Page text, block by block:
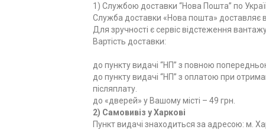
1) Службою доставки “Нова Пошта” по
Служба доставки «Нова пошта» доставляє
Для зручності є сервіс відстеження
Вартість доставки:
до пункту видачі “НП” з повною
до пункту видачі “НП” з оплатою при
післяплату.
до «дверей» у Вашому місті – 49 грн.
2) Самовивіз у Харкові
Пункт видачі знаходиться за адресою: м.